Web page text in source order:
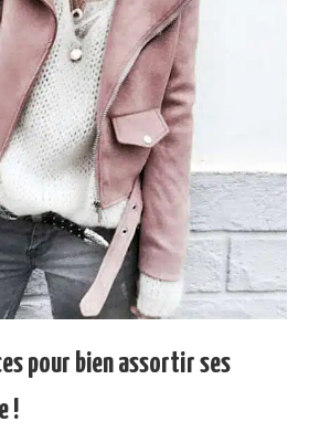
pour bien assortir ses
!